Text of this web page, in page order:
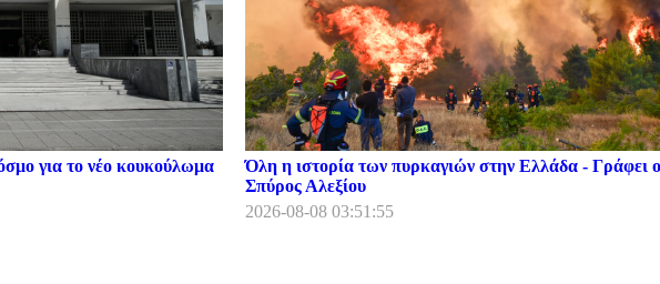
για το νέο κουκούλωμα
Όλη η ιστορία των πυρκαγιών στην Ελλάδα - Γράφει ο
Σπύρος Αλεξίου
2026-08-08 03:51:55